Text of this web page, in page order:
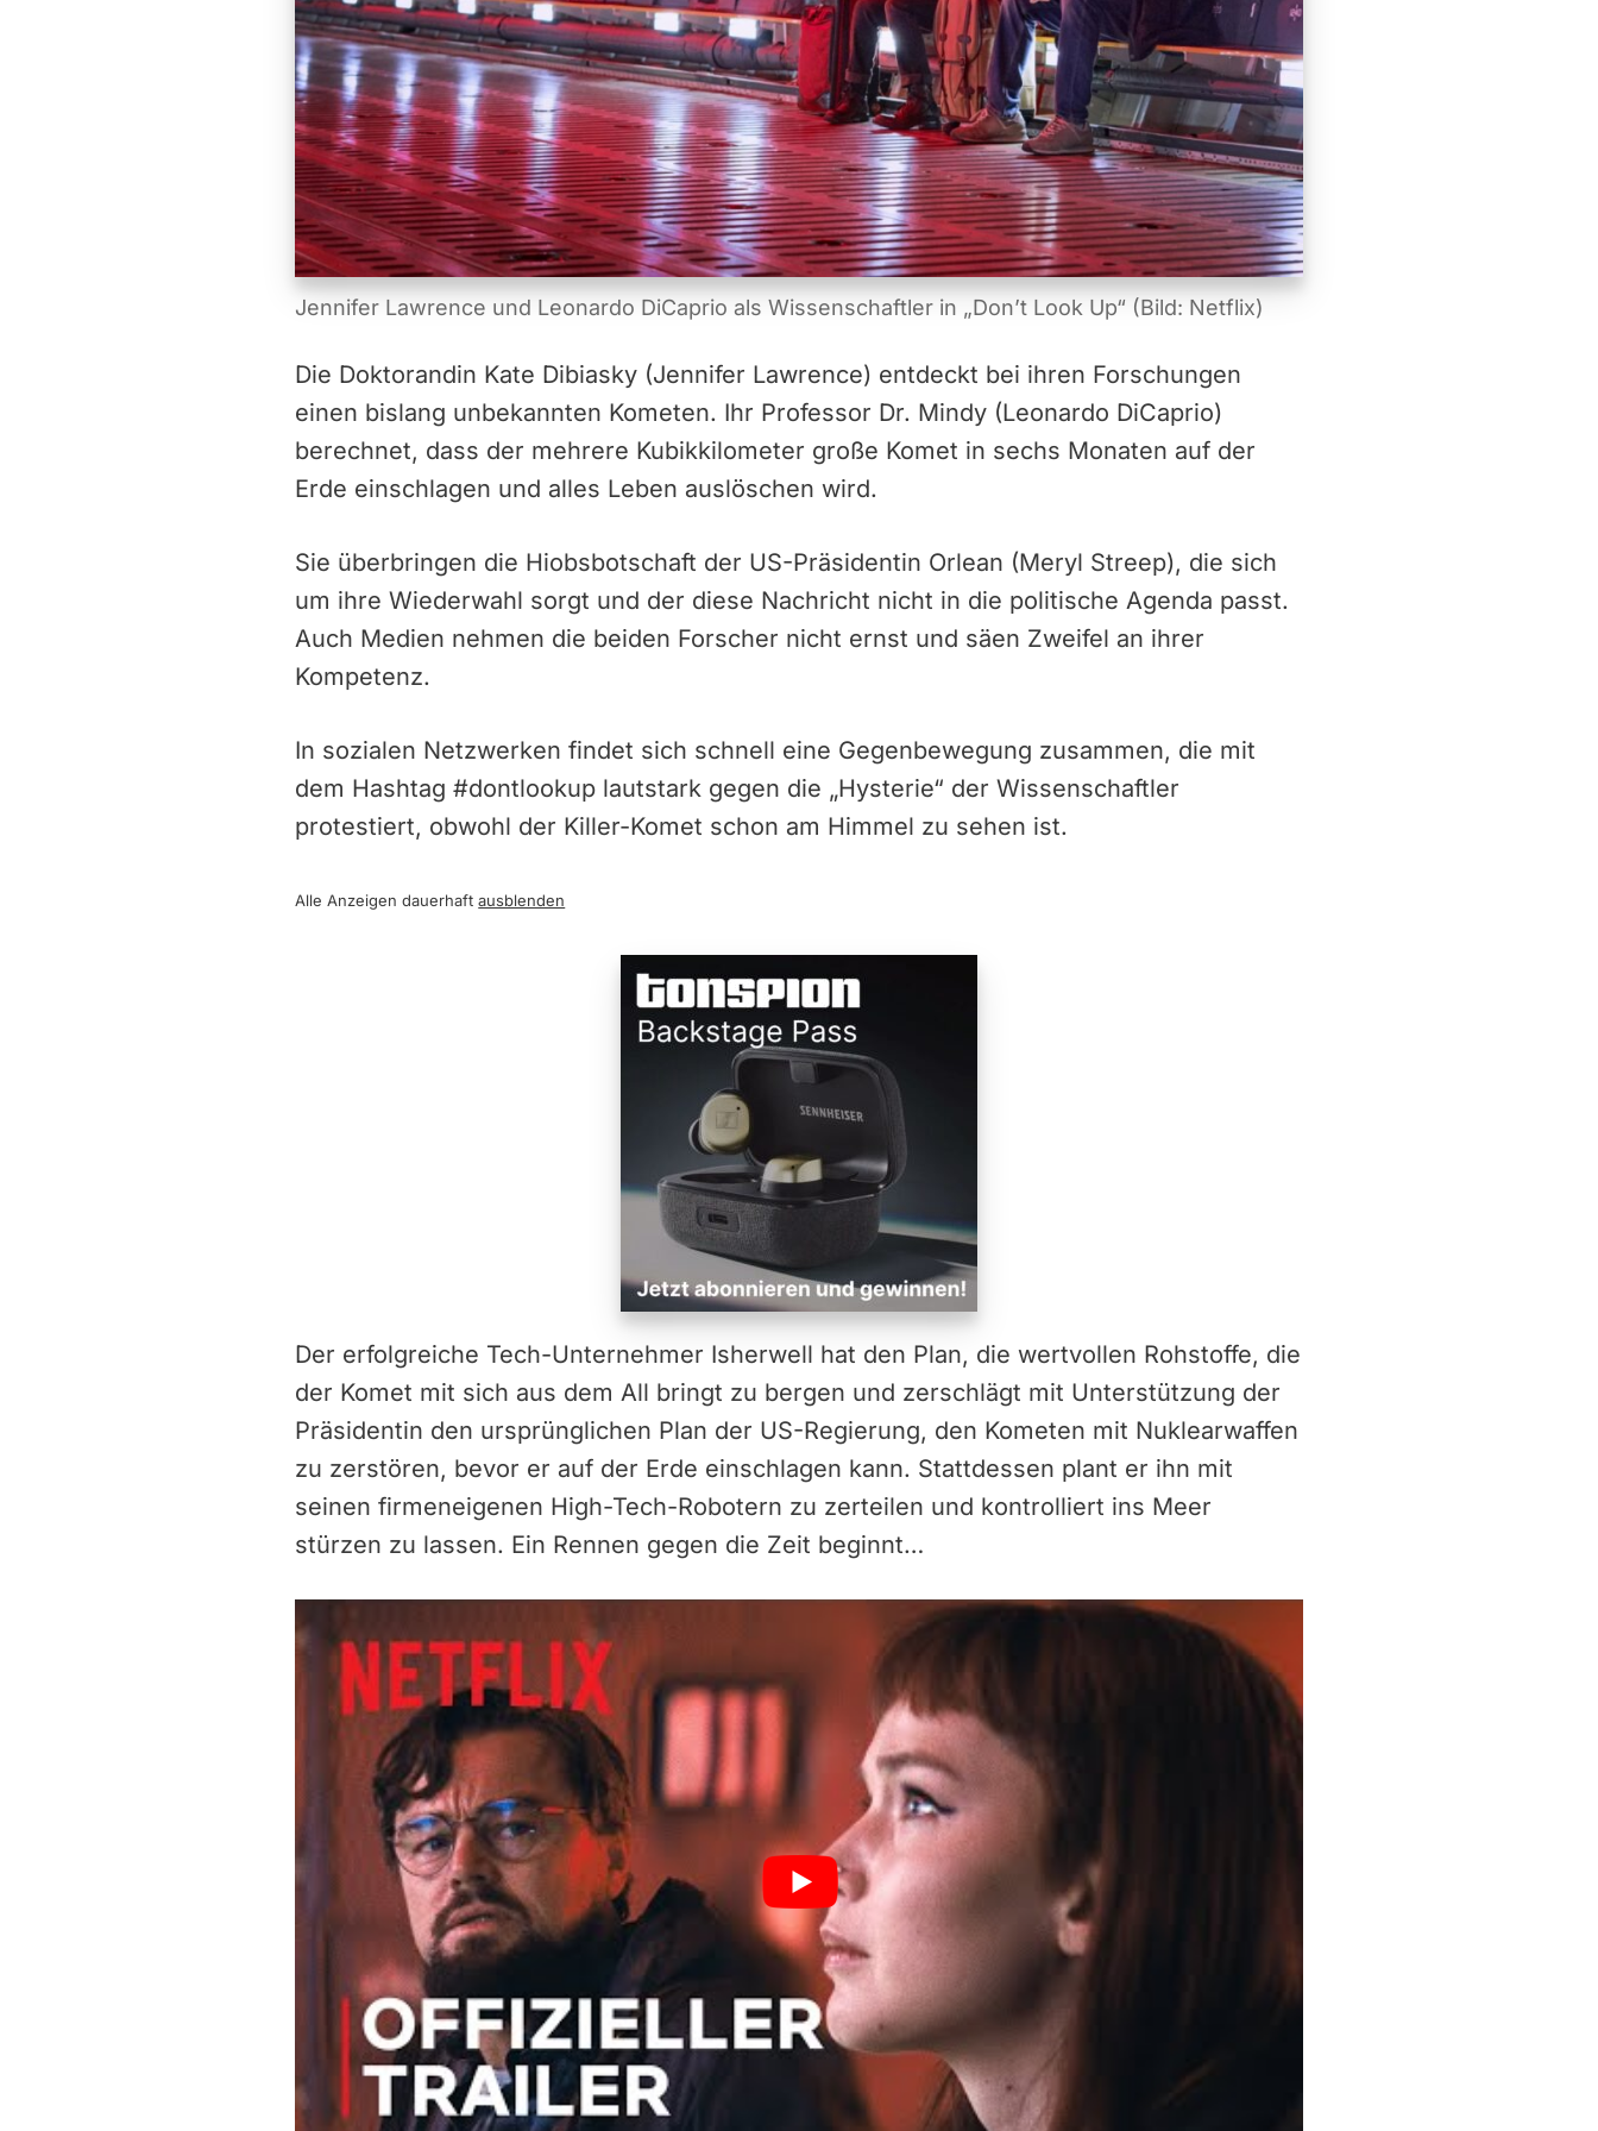
Jennifer Lawrence und Leonardo DiCaprio als Wissenschaftler in „Don’t Look Up“ (Bild: Netflix)
Die Doktorandin Kate Dibiasky (Jennifer Lawrence) entdeckt bei ihren Forschungen
einen bislang unbekannten Kometen. Ihr Professor Dr. Mindy (Leonardo DiCaprio)
berechnet, dass der mehrere Kubikkilometer große Komet in sechs Monaten auf der
Erde einschlagen und alles Leben auslöschen wird.
Sie überbringen die Hiobsbotschaft der US-Präsidentin Orlean (Meryl Streep), die sich
um ihre Wiederwahl sorgt und der diese Nachricht nicht in die politische Agenda passt.
Auch Medien nehmen die beiden Forscher nicht ernst und säen Zweifel an ihrer
Kompetenz.
In sozialen Netzwerken findet sich schnell eine Gegenbewegung zusammen, die mit
dem Hashtag #dontlookup lautstark gegen die „Hysterie“ der Wissenschaftler
protestiert, obwohl der Killer-Komet schon am Himmel zu sehen ist.
Alle Anzeigen dauerhaftausblenden
Der erfolgreiche Tech-Unternehmer Isherwell hat den Plan, die wertvollen Rohstoffe, die
der Komet mit sich aus dem All bringt zu bergen und zerschlägt mit Unterstützung der
Präsidentin den ursprünglichen Plan der US-Regierung, den Kometen mit Nuklearwaffen
zu zerstören, bevor er auf der Erde einschlagen kann. Stattdessen plant er ihn mit
seinen firmeneigenen High-Tech-Robotern zu zerteilen und kontrolliert ins Meer
stürzen zu lassen. Ein Rennen gegen die Zeit beginnt…